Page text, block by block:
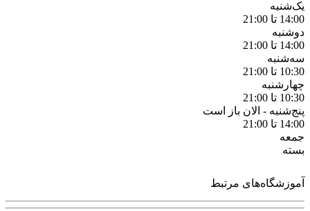
یک‌شنبه
14:00 تا 21:00
دوشنبه
14:00 تا 21:00
سه‌شنبه
10:30 تا 21:00
چهارشنبه
10:30 تا 21:00
پنج‌شنبه - الان باز است
14:00 تا 21:00
جمعه
بسته
آموزشگاه‌های مرتبط